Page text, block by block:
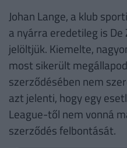
Johan Lange, a klub
a nyárra eredetileg is
jelöltjük. Kiemelte,
most sikerült
szerződésében nem
azt jelenti, hogy egy
League-től nem vonná
szerződés felbontását.